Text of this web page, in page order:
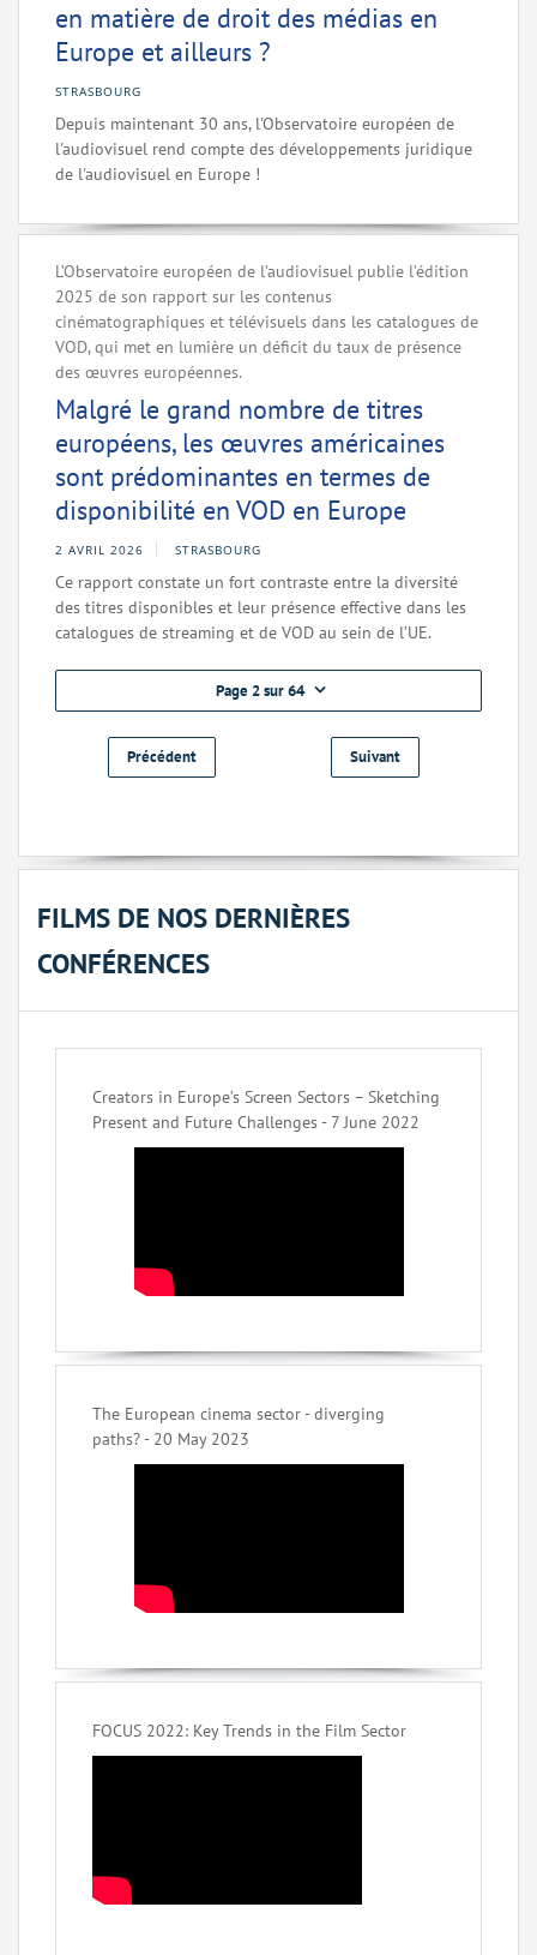
en matière de droit des médias en
Europe et ailleurs ?
STRASBOURG
Depuis maintenant 30 ans, l'Observatoire européen de
l'audiovisuel rend compte des développements juridique
de l'audiovisuel en Europe !
L’Observatoire européen de l’audiovisuel publie l’édition
2025 de son rapport sur les contenus
cinématographiques et télévisuels dans les catalogues de
VOD, qui met en lumière un déficit du taux de présence
des œuvres européennes.
Malgré le grand nombre de titres
européens, les œuvres américaines
sont prédominantes en termes de
disponibilité en VOD en Europe
2 AVRIL 2026 STRASBOURG
Ce rapport constate un fort contraste entre la diversité
des titres disponibles et leur présence effective dans les
catalogues de streaming et de VOD au sein de l’UE.
Page 2 sur 64
Précédent Suivant
FILMS DE NOS DERNIÈRES
CONFÉRENCES
Creators in Europe’s Screen Sectors – Sketching
Present and Future Challenges - 7 June 2022
The European cinema sector - diverging
paths? - 20 May 2023
FOCUS 2022: Key Trends in the Film Sector